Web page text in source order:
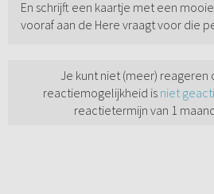
En schrijft een kaartje met een
vooraf aan de Here vraagt voor die
Je kunt niet (meer) reageren
reactiemogelijkheid is niet
reactietermijn van 1